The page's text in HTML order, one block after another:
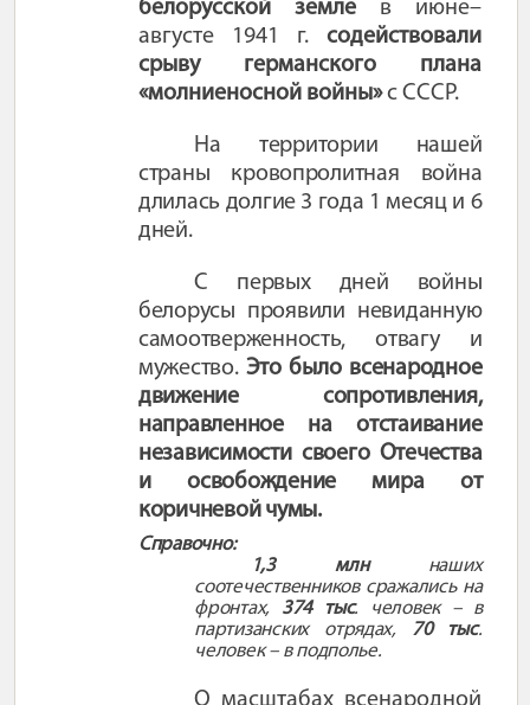
белорусской земле в июне–
августе 1941 г.содействовали
срыву германского плана
«молниеносной войны»с СССР.
На территории нашей
страны кровопролитная война
длилась долгие 3 года 1 месяц и 6
дней.
С первых дней войны
белорусы проявили невиданную
самоотверженность, отвагу и
мужество.Это было всенародное
движение сопротивления,
направленное на отстаивание
независимости своего Отечества
и освобождение мира от
коричневой чумы.
Справочно:
1,3 млннаших
соотечественников сражались на
фронтах, 374 тыс. человек – в
партизанских отрядах, 70 тыс.
человек – в подполье.
О масштабах всенародной